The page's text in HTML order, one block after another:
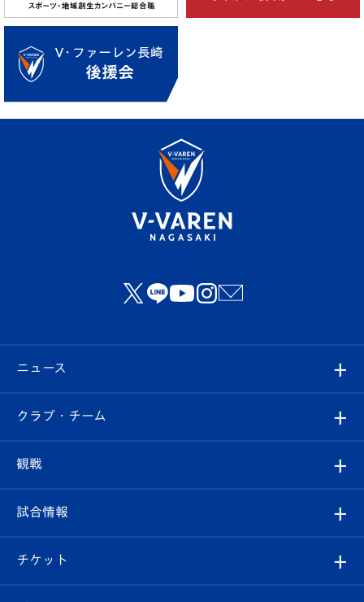
ニュース
すべて
クラブ
試合情報
クラブ・チーム
クラブ概要
エンブレム紹介
観戦
観戦ルール
はじめての観戦ガイド
試合情報
試合日程/結果
チケット